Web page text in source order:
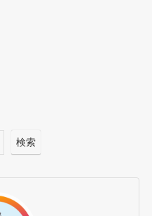
検索